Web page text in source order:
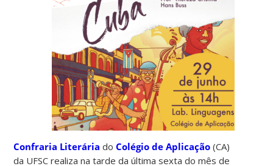
Confraria Literária doColégio de Aplicação (CA)
da UFSC realiza na tarde da última sexta do mês de